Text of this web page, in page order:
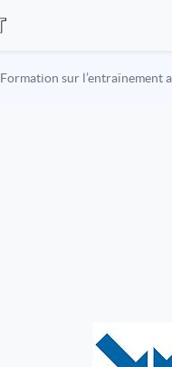
Formation sur l’entraînement